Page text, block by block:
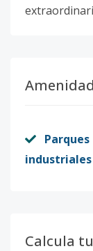
Parques
industriales
Calcula